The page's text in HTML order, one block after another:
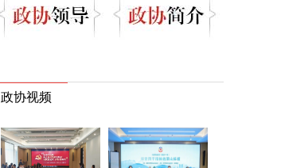
政协视频